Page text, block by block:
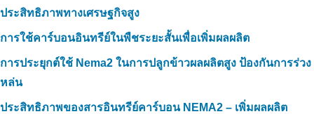
ประสิทธิภาพทางเศรษฐกิจสูง
การใช้คาร์บอนอินทรีย์ในพืชระยะสั้นเพื่อเพิ่มผลผลิต
การประยุกต์ใช้ Nema2 ในการปลูกข้าวผลผลิตสูง ป้องกันการร่วง
หล่น
ประสิทธิภาพของสารอินทรีย์คาร์บอน NEMA2 – เพิ่มผลผลิต